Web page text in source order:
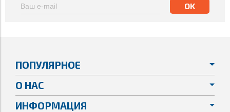
ПОПУЛЯРНОЕ
О НАС
ИНФОРМАЦИЯ